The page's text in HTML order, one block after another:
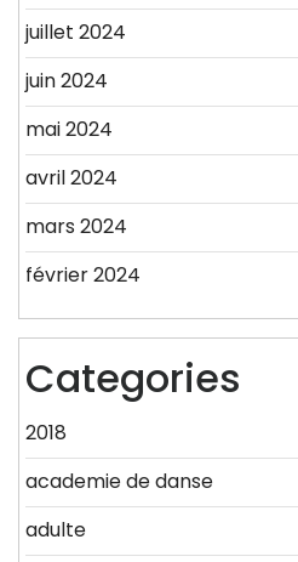
juillet 2024
juin 2024
mai 2024
avril 2024
mars 2024
février 2024
Categories
2018
academie de danse
adulte